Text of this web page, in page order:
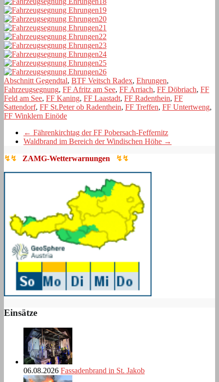
Abschnitt Gegendtal, BTF Veitsch Radex, Ehrungen,
Fahrzeugsegnung, FF Afritz am See, FF Arriach, FF Döbriach, FF
Feld am See, FF Kaning, FF Laastadt, FF Radenthein, FF
Sattendorf, FF St.Peter ob Radenthein, FF Treffen, FF Untertweng,
FF Winklern Einöde
← Fährenkirchtag der FF Pobersach-Feffernitz
Waldbrand im Bereich der Windischen Höhe →
↯↯ ZAMG-Wetterwarnungen ↯↯
Einsätze
06.08.2026 Fassadenbrand in St. Jakob